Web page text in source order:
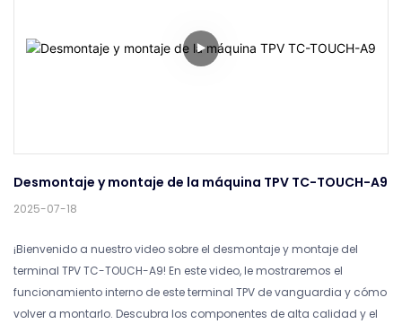
Desmontaje y montaje de la máquina TPV TC-TOUCH-A9
2025-07-18
¡Bienvenido a nuestro video sobre el desmontaje y montaje del
terminal TPV TC-TOUCH-A9! En este video, le mostraremos el
funcionamiento interno de este terminal TPV de vanguardia y cómo
volver a montarlo. Descubra los componentes de alta calidad y el